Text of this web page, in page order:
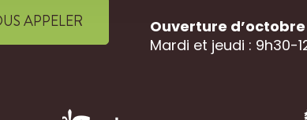
APPELER
Ouverture
Mardi et jeudi : 9h30-